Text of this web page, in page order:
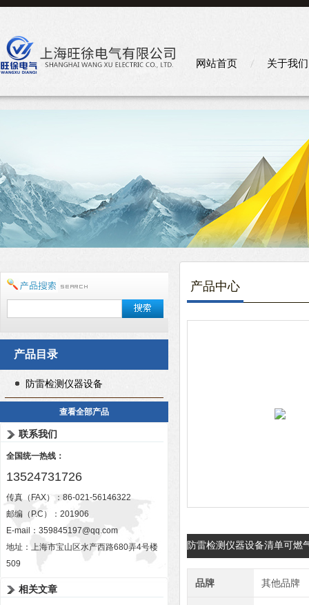
网站首页 关于我们
产品目录
防雷检测仪器设备
查看全部产品
联系我们
全国统一热线：
13524731726
传真（FAX）：86-021-56146322
邮编（P.C）：201906
E-mail： 359845197@qq.com
地址：上海市宝山区水产西路680弄4号楼
509
相关文章
产品中心
防雷检测仪器设备清单可燃
品牌 其他品牌